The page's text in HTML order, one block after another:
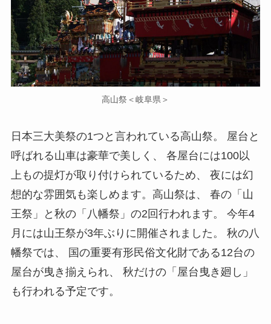
高山祭＜岐阜県＞
日本三大美祭の1つと言われている高山祭。 屋台と
呼ばれる山車は豪華で美しく、 各屋台には100以
上もの提灯が取り付けられているため、 夜には幻
想的な雰囲気も楽しめます。高山祭は、 春の「山
王祭」と秋の「八幡祭」の2回行われます。 今年4
月には山王祭が3年ぶりに開催されました。 秋の八
幡祭では、 国の重要有形民俗文化財である12台の
屋台が曳き揃えられ、 秋だけの「屋台曳き廻し」
も行われる予定です。